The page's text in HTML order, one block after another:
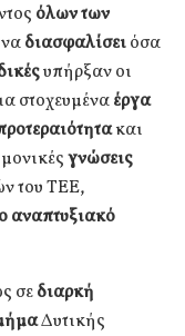
όλων των
διασφαλίσειόσα
υπήρξαν οι
στοχευμέναέργα
και
γνώσεις
του ΤΕΕ,
αναπτυξιακό
σεδιαρκή
Δυτικής